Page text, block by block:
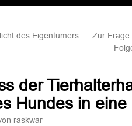
des Eigentümers
Zur Frage
der
Hundes in
raskwar